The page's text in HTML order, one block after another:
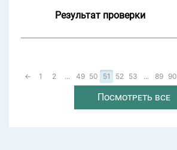
Результат проверки
← 1 2 ... 49 50 51 52 53 ... 89 90
Посмотреть все